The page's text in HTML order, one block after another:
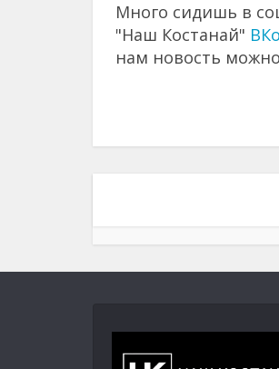
Много сидишь в
"Наш Костанай"
нам новость